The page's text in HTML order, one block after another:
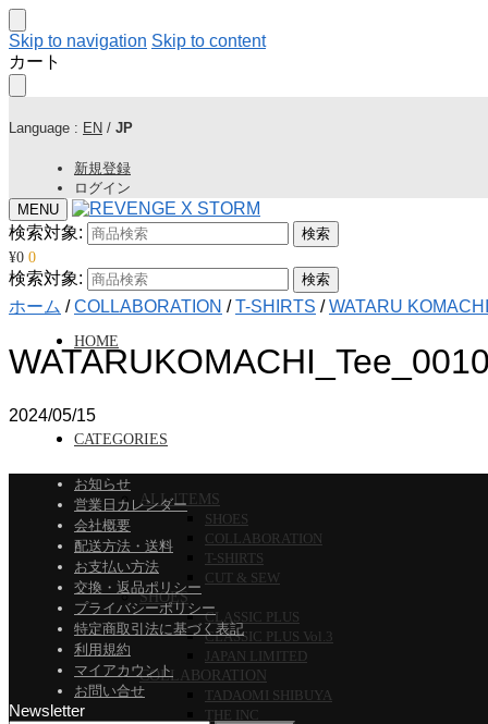
Skip to navigation Skip to content
カート
Language : EN / JP
新規登録
ログイン
MENU
検索対象:
検索
¥0 0
検索対象: 検索
HOME
CATEGORIES
ALL ITEMS
SHOES
COLLABORATION
T-SHIRTS
CUT & SEW
SHOES
CLASSIC PLUS
CLASSIC PLUS Vol.3
JAPAN LIMITED
COLLABORATION
TADAOMI SHIBUYA
THE INC
ホーム /COLLABORATION /T-SHIRTS /WATARU
2024/05/15
お知らせ
営業日カレンダー
会社概要
配送方法・送料
お支払い方法
交換・返品ポリシー
プライバシーポリシー
特定商取引法に基づく表記
利用規約
マイアカウント
お問い合せ
Newsletter